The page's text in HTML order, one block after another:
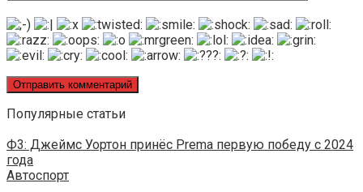
Популярные статьи
Ф3: Джеймс Уортон принёс Prema первую победу с 2024
года
Автоспорт